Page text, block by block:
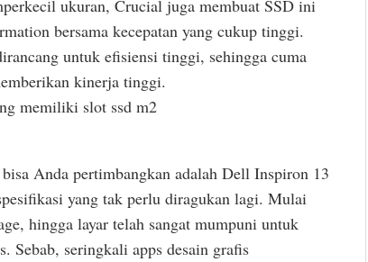
ukuran, Crucial juga membuat SSD ini
bersama kecepatan yang cukup tinggi.
untuk efisiensi tinggi, sehingga cuma
kinerja tinggi.
Anda pertimbangkan adalah Dell Inspiron 13
yang tak perlu diragukan lagi. Mulai
hingga layar telah sangat mumpuni untuk
Sebab, seringkali apps desain grafis